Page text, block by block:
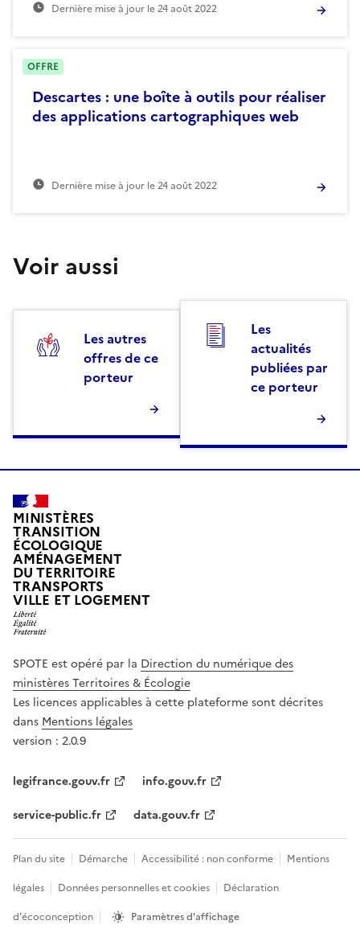
Dernière mise à jour le24 août 2022
Descartes : une boîte à outils pour réaliser
des applications cartographiques web
Dernière mise à jour le24 août 2022
OFFRE
Voir aussi
Les autres
offres de ce
porteur
Les
actualités
publiées par
ce porteur
MINISTÈRES
TRANSITION
ÉCOLOGIQUE
AMÉNAGEMENT
DU TERRITOIRE
TRANSPORTS
VILLE ET LOGEMENT
SPOTE est opéré par la Direction du numérique des
ministères Territoires & Écologie
Les licences applicables à cette plateforme sont décrites
dans Mentions légales
version : 2.0.9
legifrance.gouv.fr
info.gouv.fr
service-public.fr
data.gouv.fr
Plan du site Démarche Accessibilité : non conforme
Mentions
légales
Données personnelles et cookies
Déclaration
d'écoconception
Paramètres d'affichage